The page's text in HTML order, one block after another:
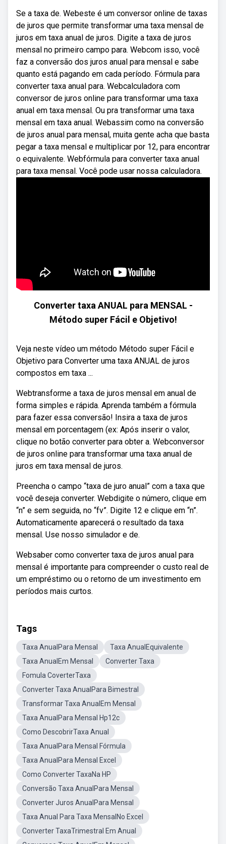
Se a taxa de. Webeste é um conversor online de taxas
de juros que permite transformar uma taxa mensal de
juros em taxa anual de juros. Digite a taxa de juros
mensal no primeiro campo para. Webcom isso, você
faz a conversão dos juros anual para mensal e sabe
quanto está pagando em cada período. Fórmula para
converter taxa anual para. Webcalculadora com
conversor de juros online para transformar uma taxa
anual em taxa mensal. Ou pra transformar uma taxa
mensal em taxa anual. Webassim como na conversão
de juros anual para mensal, muita gente acha que basta
pegar a taxa mensal e multiplicar por 12, para encontrar
o equivalente. Webfórmula para converter taxa anual
para taxa mensal. Você pode usar nossa calculadora.
Converter taxa ANUAL para MENSAL -
Método super Fácil e Objetivo!
Veja neste vídeo um método Método super Fácil e
Objetivo para Converter uma taxa ANUAL de juros
compostos em taxa ...
Webtransforme a taxa de juros mensal em anual de
forma simples e rápida. Aprenda também a fórmula
para fazer essa conversão! Insira a taxa de juros
mensal em porcentagem (ex: Após inserir o valor,
clique no botão converter para obter a. Webconversor
de juros online para transformar uma taxa anual de
juros em taxa mensal de juros.
Preencha o campo “taxa de juro anual” com a taxa que
você deseja converter. Webdigite o número, clique em
“n” e sem seguida, no “fv”. Digite 12 e clique em “n”.
Automaticamente aparecerá o resultado da taxa
mensal. Use nosso simulador e de.
Websaber como converter taxa de juros anual para
mensal é importante para compreender o custo real de
um empréstimo ou o retorno de um investimento em
períodos mais curtos.
Tags
Taxa AnualPara Mensal
Taxa AnualEquivalente
Taxa AnualEm Mensal
Converter Taxa
Fomula CoverterTaxa
Converter Taxa AnualPara Bimestral
Transformar Taxa AnualEm Mensal
Taxa AnualPara Mensal Hp12c
Como DescobrirTaxa Anual
Taxa AnualPara Mensal Fórmula
Taxa AnualPara Mensal Excel
Como Converter TaxaNa HP
Conversão Taxa AnualPara Mensal
Converter Juros AnualPara Mensal
Taxa Anual Para Taxa MensalNo Excel
Converter TaxaTrimestral Em Anual